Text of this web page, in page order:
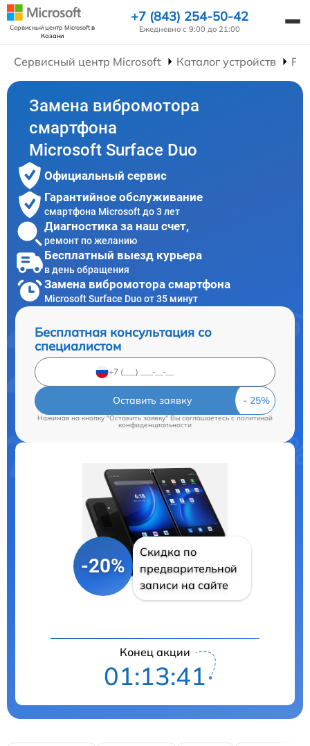
Сервисный центр Microsoftв
Казани
+7 (843) 254-50-42
Ежедневно с 9:00 до 21:00
Сервисный центр Microsoft Каталог устройств
Замена вибромотора
смартфона
Microsoft Surface Duo
Официальный сервис
Гарантийное обслуживание
смартфона Microsoft до 3 лет
Диагностика за наш счет,
ремонт по желанию
Бесплатный выезд курьера
в день обращения
Замена вибромотора смартфона
Microsoft Surface Duo от 35 минут
Бесплатная консультация со
специалистом
Оставить заявку
Нажимая на кнопку "Оставить заявку" Вы соглашаетесь cполитикой
конфиденциальности
-20%
Скидка по
предварительной
записи на сайте
Конец акции
01:13:40